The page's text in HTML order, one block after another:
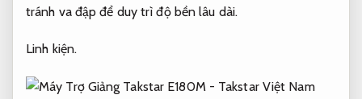
tránh va đập để duy trì độ bền lâu dài.
Linh kiện.